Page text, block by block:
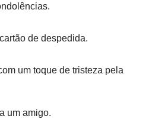
de despedida.
um toque de tristeza pela
um amigo.